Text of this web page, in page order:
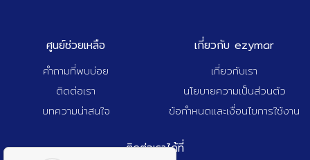
ศูนย์ช่วยเหลือ
คำถามที่พบบ่อย
ติดต่อเรา
บทความน่าสนใจ
เกี่ยวกับ ezymar
เกี่ยวกับเรา
นโยบายความเป็นส่วนตัว
ข้อกำหนดและเงื่อนไขการใช้งาน
ติดต่อเราได้ที่